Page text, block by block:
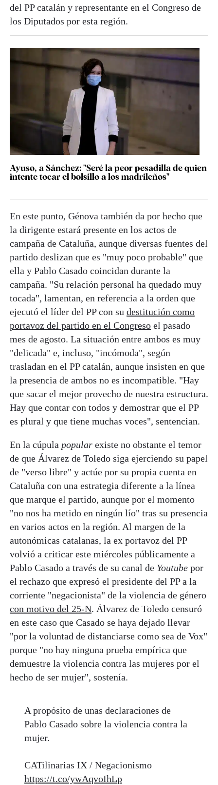
del PP catalán y representante en el Congreso de
los Diputados por esta región.
Ayuso, a Sánchez: "Seré la peor pesadilla de quien
intente tocar el bolsillo a los madrileños"
En este punto, Génova también da por hecho que
la dirigente estará presente en los actos de
campaña de Cataluña, aunque diversas fuentes del
partido deslizan que es "muy poco probable" que
ella y Pablo Casado coincidan durante la
campaña. "Su relación personal ha quedado muy
tocada", lamentan, en referencia a la orden que
ejecutó el líder del PP con su destitución como
portavoz del partido en el Congreso el pasado
mes de agosto. La situación entre ambos es muy
"delicada" e, incluso, "incómoda", según
trasladan en el PP catalán, aunque insisten en que
la presencia de ambos no es incompatible. "Hay
que sacar el mejor provecho de nuestra estructura.
Hay que contar con todos y demostrar que el PP
es plural y que tiene muchas voces", sentencian.
En la cúpula popular existe no obstante el temor
de que Álvarez de Toledo siga ejerciendo su papel
de "verso libre" y actúe por su propia cuenta en
Cataluña con una estrategia diferente a la línea
que marque el partido, aunque por el momento
"no nos ha metido en ningún lío" tras su presencia
en varios actos en la región. Al margen de la
autonómicas catalanas, la ex portavoz del PP
volvió a criticar este miércoles públicamente a
Pablo Casado a través de su canal de Youtube por
el rechazo que expresó el presidente del PP a la
corriente "negacionista" de la violencia de género
con motivo del 25-N. Álvarez de Toledo censuró
en este caso que Casado se haya dejado llevar
"por la voluntad de distanciarse como sea de Vox"
porque "no hay ninguna prueba empírica que
demuestre la violencia contra las mujeres por el
hecho de ser mujer", sostenía.
A propósito de unas declaraciones de
Pablo Casado sobre la violencia contra la
mujer.
CATilinarias IX / Negacionismo
https://t.co/ywAqvoIhLp